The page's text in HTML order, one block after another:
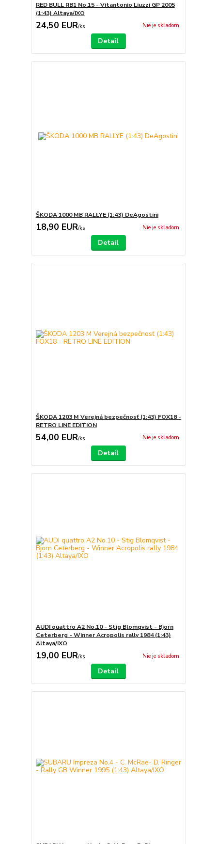
RED BULL RB1 No.15 - Vitantonio Liuzzi GP 2005
(1:43) Altaya/IXO
24,50 EUR/ks Nie je skladom
Detail
ŠKODA 1000 MB RALLYE (1:43) DeAgostini
18,90 EUR/ks Nie je skladom
Detail
ŠKODA 1203 M Verejná bezpečnosť (1:43) FOX18 -
RETRO LINE EDITION
54,00 EUR/ks Nie je skladom
Detail
AUDI quattro A2 No.10 - Stig Blomqvist - Bjorn
Ceterberg - Winner Acropolis rally 1984 (1:43)
Altaya/IXO
19,00 EUR/ks Nie je skladom
Detail